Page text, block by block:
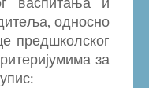
односно
предшколског
за